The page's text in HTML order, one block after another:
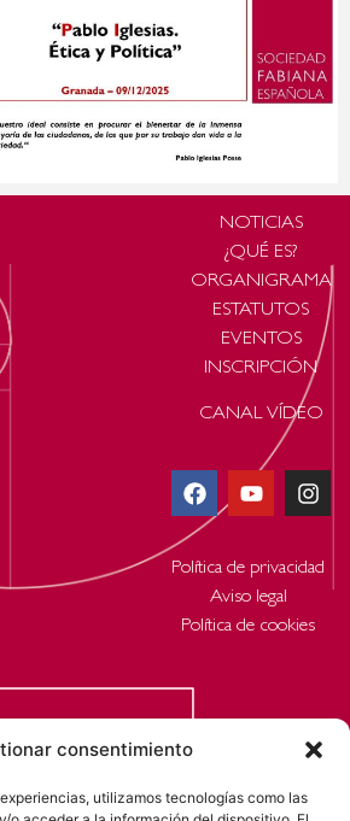
consentimiento
utilizamos tecnologías como las
NOTICIAS
¿QUÉ ES?
ORGANIGRAMA
ESTATUTOS
EVENTOS
INSCRIPCIÓN
CANAL VÍDEO
Política de privacidad
Aviso legal
Política de cookies